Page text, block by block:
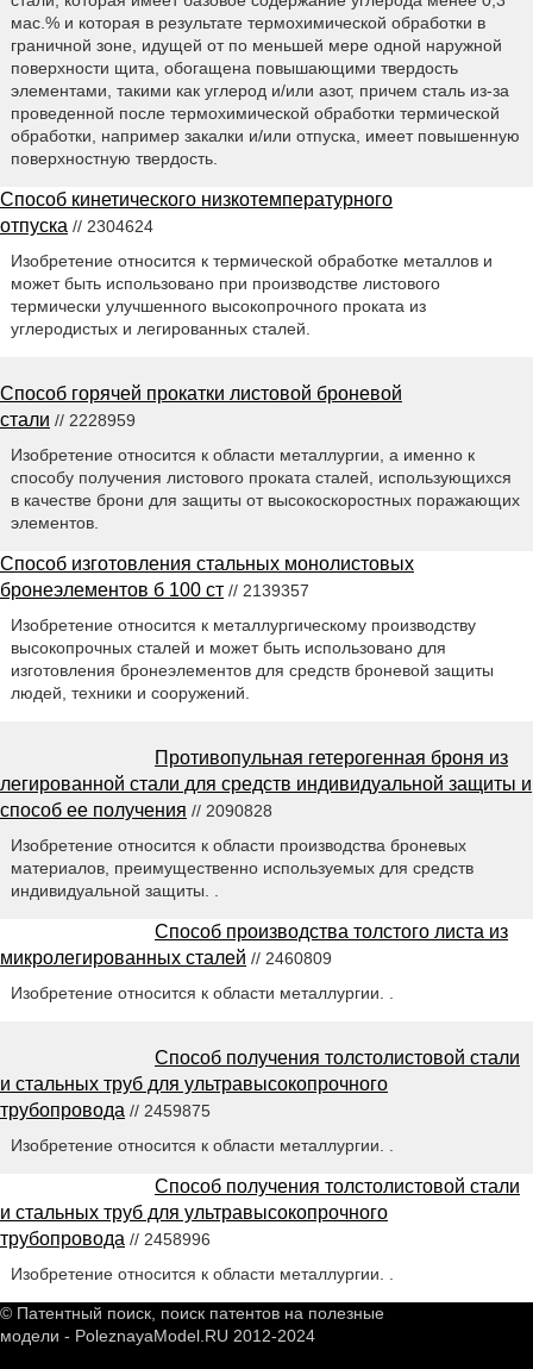
мас.% и которая в результате термохимической обработки в
граничной зоне, идущей от по меньшей мере одной наружной
поверхности щита, обогащена повышающими твердость
элементами, такими как углерод и/или азот, причем сталь из-за
проведенной после термохимической обработки термической
обработки, например закалки и/или отпуска, имеет повышенную
поверхностную твердость.
Способ кинетического низкотемпературного
отпуска // 2304624
Изобретение относится к термической обработке металлов и
может быть использовано при производстве листового
термически улучшенного высокопрочного проката из
углеродистых и легированных сталей.
Способ горячей прокатки листовой броневой
стали // 2228959
Изобретение относится к области металлургии, а именно к
способу получения листового проката сталей, использующихся
в качестве брони для защиты от высокоскоростных поражающих
элементов.
Способ изготовления стальных монолистовых
бронеэлементов б 100 ст // 2139357
Изобретение относится к металлургическому производству
высокопрочных сталей и может быть использовано для
изготовления бронеэлементов для средств броневой защиты
людей, техники и сооружений.
Противопульная гетерогенная броня из
легированной стали для средств индивидуальной защиты и
способ ее получения // 2090828
Изобретение относится к области производства броневых
материалов, преимущественно используемых для средств
индивидуальной защиты. .
Способ производства толстого листа из
микролегированных сталей // 2460809
Изобретение относится к области металлургии. .
Способ получения толстолистовой стали
и стальных труб для ультравысокопрочного
трубопровода // 2459875
Изобретение относится к области металлургии. .
Способ получения толстолистовой стали
и стальных труб для ультравысокопрочного
трубопровода // 2458996
Изобретение относится к области металлургии. .
© Патентный поиск, поиск патентов на полезные
модели - PoleznayaModel.RU 2012-2024